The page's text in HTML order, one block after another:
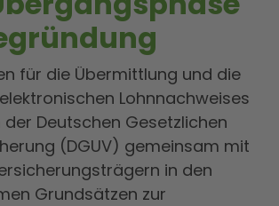
für die Übermittlung und die
Lohnnachweises
Deutschen Gesetzlichen
(DGUV) gemeinsam mit
in den
Grundsätzen zur